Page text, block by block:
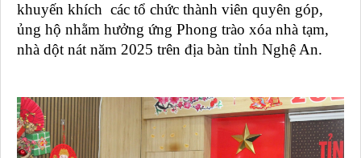
khuyến khích các tổ chức thành viên quyên góp,
ủng hộ nhằm hưởng ứng Phong trào xóa nhà tạm,
nhà dột nát năm 2025 trên địa bàn tỉnh Nghệ An.